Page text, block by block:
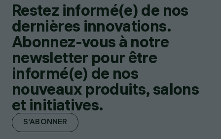
Restez informé(e) de nos
dernières innovations.
Abonnez-vous à notre
newsletter pour être
informé(e) de nos
nouveaux produits, salons
et initiatives.
S'ABONNER